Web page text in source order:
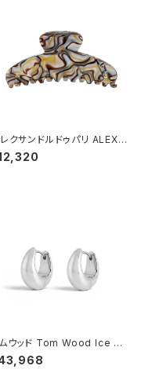
クサンドルドゥパリ ALEXA
DE PARIS BASIC CLA
ヘアクリップ ACCM
ウッド Tom Wood Ice Ho
Small ピアス 100515-os
バー